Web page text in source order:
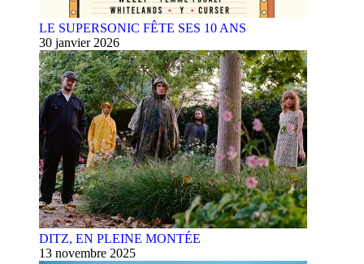
LE SUPERSONIC FÊTE SES 10 ANS
30 janvier 2026
DITZ, EN PLEINE MONTÉE
13 novembre 2025